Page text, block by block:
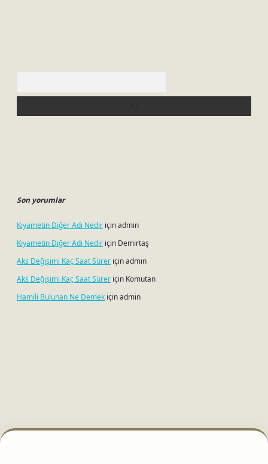
Son yorumlar
Kıyametin Diğer Adı Nedir içinadmin
Kıyametin Diğer Adı Nedir için Demirtaş
Aks Değişimi Kaç Saat Sürer içinadmin
Aks Değişimi Kaç Saat Sürer için Komutan
Hamili Bulunan Ne Demek içinadmin